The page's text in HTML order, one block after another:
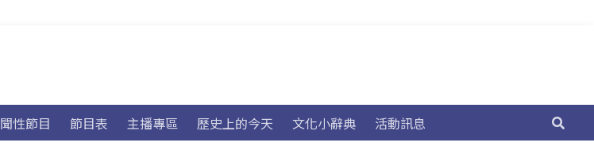
性節目 節目表 主播專區 歷史上的今天 文化小辭典 活動訊息